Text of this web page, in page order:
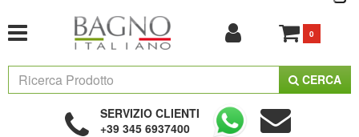
0
CERCA
SERVIZIO CLIENTI
+39 345 6937400